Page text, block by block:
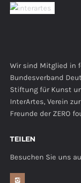
Wir sind Mitglied in
Bundesverband
Stiftung für Kunst
InterArtes, Verein
Freunde der ZERO
TEILEN
Besuchen Sie uns